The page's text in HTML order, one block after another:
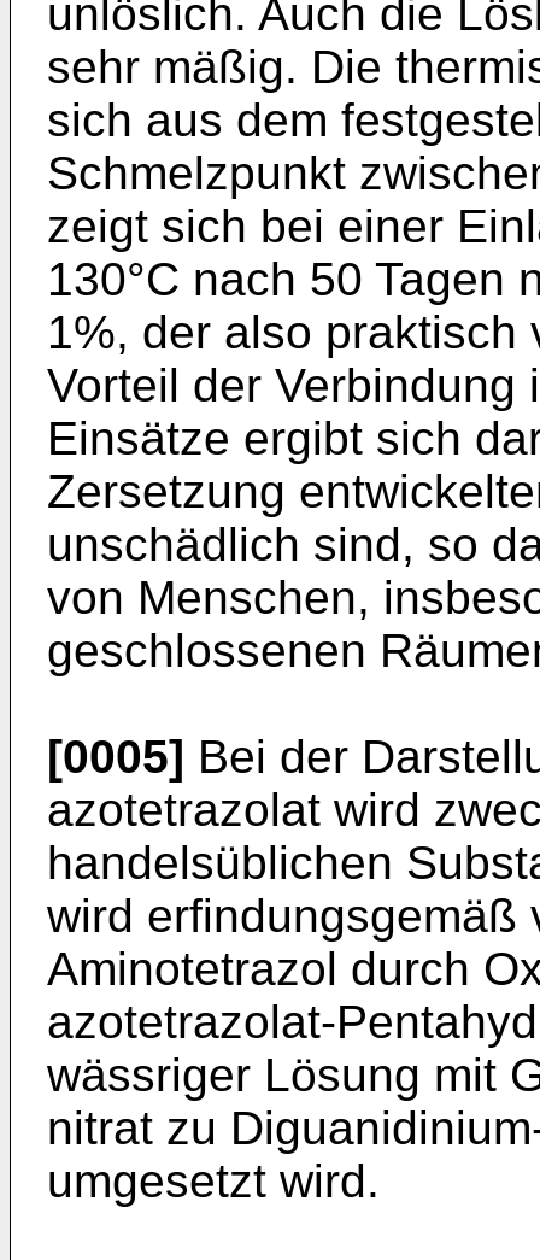
unlöslich. Auch die
sehr mäßig. Die
sich aus dem
Schmelzpunkt
zeigt sich bei einer
130°C nach 50 Tagen
1%, der also praktisch
Vorteil der
Einsätze ergibt sich
Zersetzung
unschädlich sind, so
von Menschen,
geschlossenen
[0005] Bei der
azotetrazolat wird
handelsüblichen
wird erfindungsgemäß
Aminotetrazol durch
azotetrazolat-
wässriger Lösung mit
nitrat zu
umgesetzt wird.